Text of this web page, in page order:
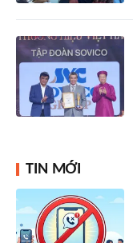
TIN MỚI